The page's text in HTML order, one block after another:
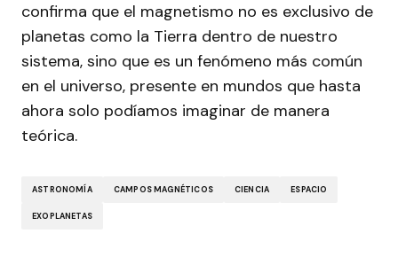
confirma que el magnetismo no es exclusivo de
planetas como la Tierra dentro de nuestro
sistema, sino que es un fenómeno más común
en el universo, presente en mundos que hasta
ahora solo podíamos imaginar de manera
teórica.
ASTRONOMÍA CAMPOS MAGNÉTICOS CIENCIA ESPACIO
EXOPLANETAS